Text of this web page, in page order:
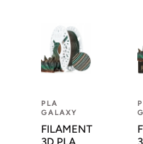
PLA
GALAXY
FILAMENT